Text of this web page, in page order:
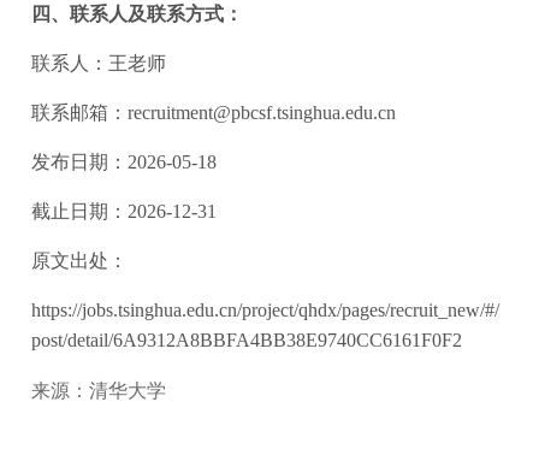
四、联系人及联系方式：
联系人：王老师
联系邮箱：recruitment@pbcsf.tsinghua.edu.cn
发布日期：2026-05-18
截止日期：2026-12-31
原文出处：
https://jobs.tsinghua.edu.cn/project/qhdx/pages/recruit_new/#/
post/detail/6A9312A8BBFA4BB38E9740CC6161F0F2
来源：清华大学